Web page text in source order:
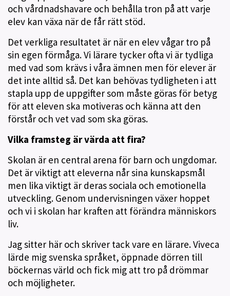
och vårdnadshavare och behålla tron på att varje
elev kan växa när de får rätt stöd.
Det verkliga resultatet är när en elev vågar tro på
sin egen förmåga. Vi lärare tycker ofta vi är tydliga
med vad som krävs i våra ämnen men för elever är
det inte alltid så. Det kan behövas tydligheten i att
stapla upp de uppgifter som måste göras för betyg
för att eleven ska motiveras och känna att den
förstår och vet vad som ska göras.
Vilka framsteg är värda att fira?
Skolan är en central arena för barn och ungdomar.
Det är viktigt att eleverna når sina kunskapsmål
men lika viktigt är deras sociala och emotionella
utveckling. Genom undervisningen växer hoppet
och vi i skolan har kraften att förändra människors
liv.
Jag sitter här och skriver tack vare en lärare. Viveca
lärde mig svenska språket, öppnade dörren till
böckernas värld och fick mig att tro på drömmar
och möjligheter.